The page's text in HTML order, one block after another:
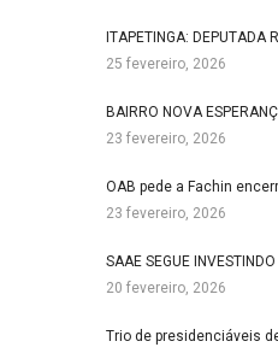
ITAPETINGA: DEPUTADA
25 fevereiro, 2026
BAIRRO NOVA
23 fevereiro, 2026
OAB pede a Fachin
23 fevereiro, 2026
SAAE SEGUE
20 fevereiro, 2026
Trio de presidenciáveis